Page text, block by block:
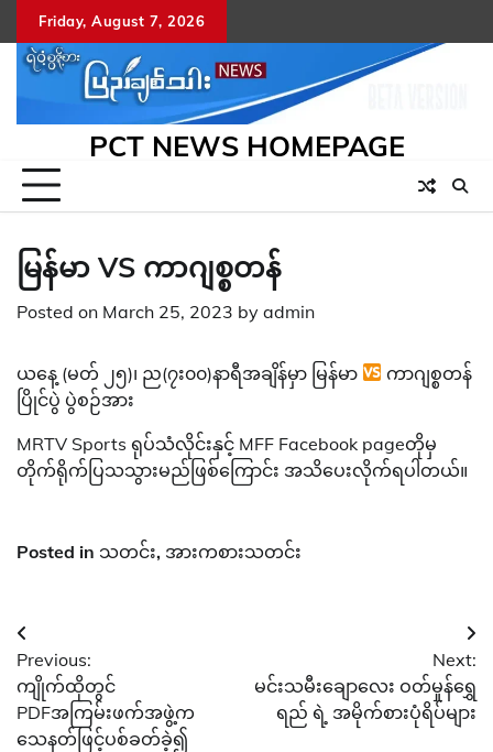
to
content
Friday, August 7, 2026
PCT NEWS HOMEPAGE
မြန်မာ VS ကာဂျစ္စတန်
Posted on March 25, 2023 by admin
ယနေ့ (မတ် ၂၅)၊ ည(၇း၀၀)နာရီအချိန်မှာ မြန်မာ
ကာဂျစ္စတန်
ပြိုင်ပွဲ ပွဲစဉ်အား
MRTV Sports ရုပ်သံလိုင်းနှင့် MFF Facebook pageတိုမှ
တိုက်ရိုက်ပြသသွားမည်ဖြစ်ကြောင်း အသိပေးလိုက်ရပါတယ်။
Posted in သတင်း, အားကစားသတင်း
Post
navigation
Previous:
ကျိုက်ထိုတွင်
PDFအကြမ်းဖက်အဖွဲ့က
သေနတ်ဖြင့်ပစ်ခတ်ခဲ့၍
Next:
မင်းသမီးချောလေး ဝတ်မှုန်ရွှေ
ရည် ရဲ့ အမိုက်စားပုံရိပ်များ